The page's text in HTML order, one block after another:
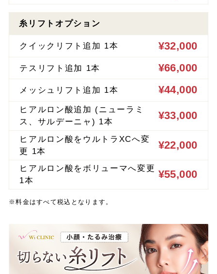
糸リフトオプション
クイックリフト追加 1本 ¥32,000
テスリフト追加 1本 ¥66,000
メッシュリフト追加 1本 ¥44,000
ヒアルロン酸追加 (ニューラミ
ス、サルデーニャ) 1本
¥33,000
ヒアルロン酸をウルトラXCへ変
更 1本
¥22,000
ヒアルロン酸をボリューマへ変更
1本
¥55,000
※料金はすべて税込となります。